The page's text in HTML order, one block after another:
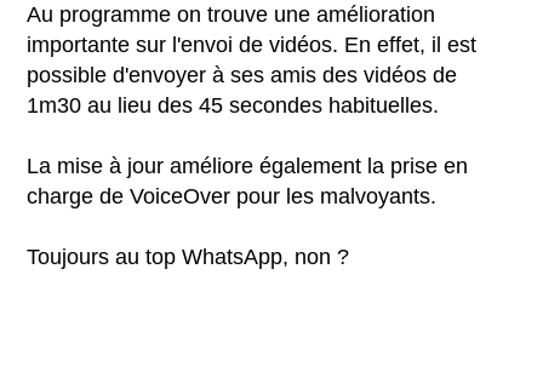
Au programme on trouve une amélioration
importante sur l'envoi de vidéos. En effet, il est
possible d'envoyer à ses amis des vidéos de
1m30 au lieu des 45 secondes habituelles.
La mise à jour améliore également la prise en
charge de VoiceOver pour les malvoyants.
Toujours au top WhatsApp, non ?